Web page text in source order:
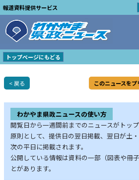
報道資料提供サービス
トップページにもどる
< 戻る このニュースを
わかやま県政ニュースの使い方
閲覧日から一週間前までのニュースがトッ
原則として、提供日の翌日掲載、翌日が土
次の平日に掲載されます。
公開している情報は資料の一部（図表や冊
とがあります。